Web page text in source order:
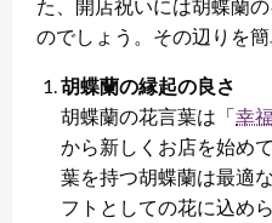
た、開店祝いには胡蝶蘭
のでしょう。その辺りを
胡蝶蘭の縁起の良さ
胡蝶蘭の花言葉は「幸
から新しくお店を始め
葉を持つ胡蝶蘭は最適
フトとしての花に込め